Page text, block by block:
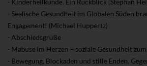
- Kinderheilkunde. Ein Rückblick (Stephan
- Seelische Gesundheit im Globalen Süden
Engagement! (Michael Huppertz)
- Abschiedsgrüße
- Mabuse im Herzen – soziale Gesundheit
- Bewegung, Blockaden und stille Enden.